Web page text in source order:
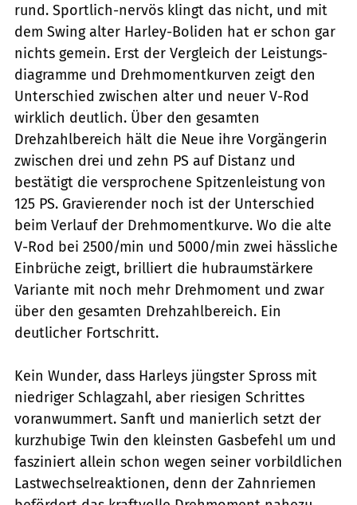
rund. Sportlich-nervös klingt das nicht, und mit
dem Swing alter Harley-Boliden hat er schon gar
nichts gemein. Erst der Vergleich der Leistungs­
diagramme und Drehmomentkurven zeigt den
Unterschied zwischen alter und neuer V-Rod
wirklich deutlich. Über den gesamten
Drehzahlbereich hält die Neue ihre Vorgängerin
zwischen drei und zehn PS auf Distanz und
bestätigt die versprochene Spitzenleistung von
125 PS. Gravierender noch ist der Unterschied
beim Verlauf der Drehmomentkurve. Wo die alte
V-Rod bei 2500/min und 5000/min zwei hässliche
Einbrüche zeigt, brilliert die hubraum­stärkere
Variante mit noch mehr Drehmoment und zwar
über den gesamten Drehzahlbereich. Ein
deutlicher Fortschritt.
Kein Wunder, dass Harleys jüngster Spross mit
niedriger Schlagzahl, aber riesigen Schrittes
voranwummert. Sanft und manierlich setzt der
kurzhubige Twin den kleinsten Gasbefehl um und
fasziniert allein schon wegen seiner vorbildlichen
Lastwechselreaktionen, denn der Zahnriemen